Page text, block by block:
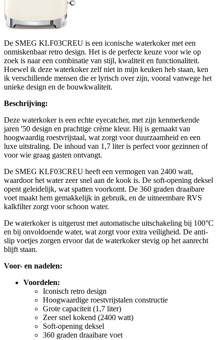
De SMEG KLF03CREU is een iconische waterkoker met een
onmiskenbaar retro design. Het is de perfecte keuze voor wie op
zoek is naar een combinatie van stijl, kwaliteit en functionaliteit.
Hoewel ik deze waterkoker zelf niet in mijn keuken heb staan, ken
ik verschillende mensen die er lyrisch over zijn, vooral vanwege het
unieke design en de bouwkwaliteit.
Beschrijving:
Deze waterkoker is een echte eyecatcher, met zijn kenmerkende
jaren '50 design en prachtige crème kleur. Hij is gemaakt van
hoogwaardig roestvrijstaal, wat zorgt voor duurzaamheid en een
luxe uitstraling. De inhoud van 1,7 liter is perfect voor gezinnen of
voor wie graag gasten ontvangt.
De SMEG KLF03CREU heeft een vermogen van 2400 watt,
waardoor het water zeer snel aan de kook is. De soft-opening deksel
opent geleidelijk, wat spatten voorkomt. De 360 graden draaibare
voet maakt hem gemakkelijk in gebruik, en de uitneembare RVS
kalkfilter zorgt voor schoon water.
De waterkoker is uitgerust met automatische uitschakeling bij 100°C
en bij onvoldoende water, wat zorgt voor extra veiligheid. De anti-
slip voetjes zorgen ervoor dat de waterkoker stevig op het aanrecht
blijft staan.
Voor- en nadelen:
Voordelen:
Iconisch retro design
Hoogwaardige roestvrijstalen constructie
Grote capaciteit (1,7 liter)
Zeer snel kokend (2400 watt)
Soft-opening deksel
360 graden draaibare voet